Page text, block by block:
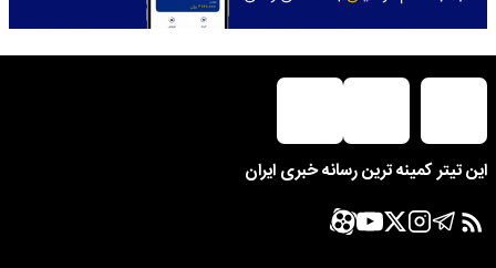
این تیتر کمینه ترین رسانه خبری ایران